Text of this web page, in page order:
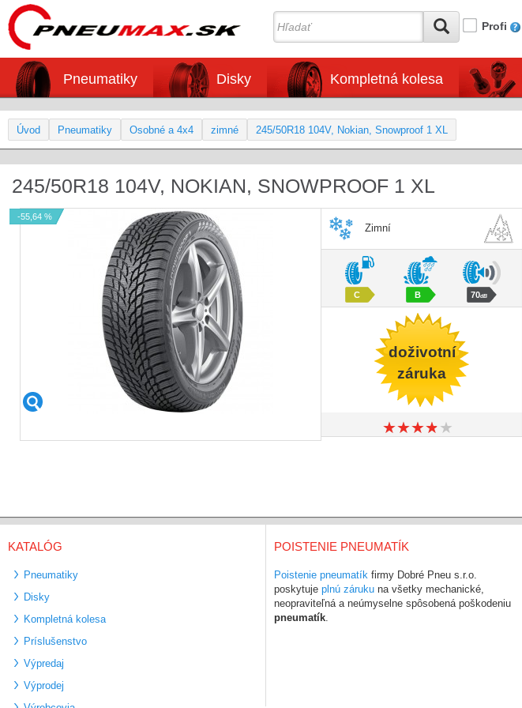
Profi
Pneumatiky Disky Kompletná kolesa
Úvod Pneumatiky Osobné a 4x4 zimné 245/50R18 104V, Nokian, Snowproof 1 XL
245/50R18 104V, NOKIAN, SNOWPROOF 1 XL
-55,64 %
Zimní
C B 70dB
doživotní
záruka
★★★★★
★★★★★
KATALÓG
Pneumatiky
Disky
Kompletná kolesa
Príslušenstvo
Výpredaj
Výprodej
POISTENIE PNEUMATÍK
Poistenie pneumatík firmy Dobré Pneu s.r.o.
poskytuje plnú záruku na všetky mechanické,
neopraviteľná a neúmyselne spôsobená poškodeniu
pneumatík.